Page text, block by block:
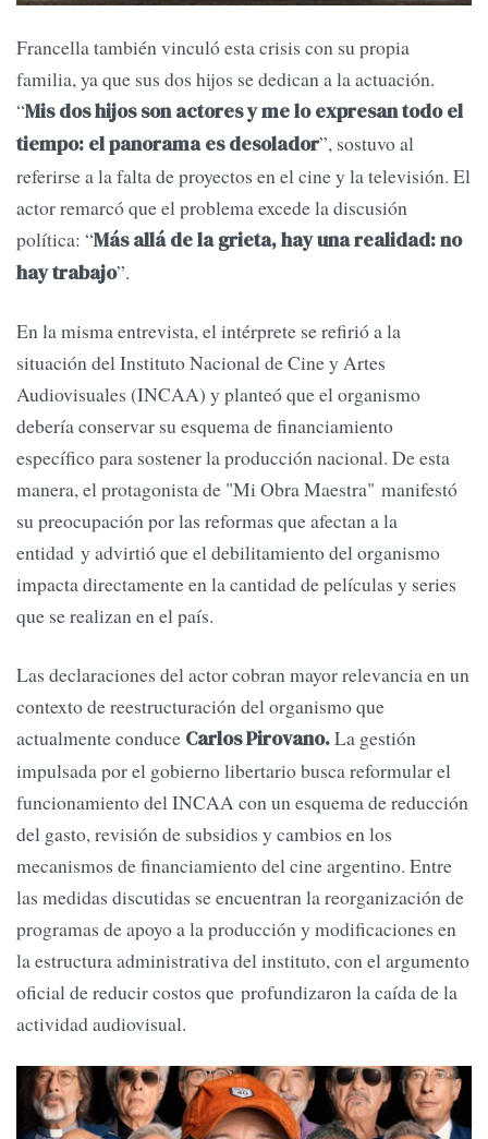
Francella también vinculó esta crisis con su propia
familia, ya que sus dos hijos se dedican a la actuación.
“Mis dos hijos son actores y me lo expresan todo el
tiempo: el panorama es desolador”, sostuvo al
referirse a la falta de proyectos en el cine y la televisión. El
actor remarcó que el problema excede la discusión
política: “Más allá de la grieta, hay una realidad: no
hay trabajo”.
En la misma entrevista, el intérprete se refirió a la
situación del Instituto Nacional de Cine y Artes
Audiovisuales (INCAA) y planteó que el organismo
debería conservar su esquema de financiamiento
específico para sostener la producción nacional. De esta
manera, el protagonista de "Mi Obra Maestra" manifestó
su preocupación por las reformas que afectan a la
entidad y advirtió que el debilitamiento del organismo
impacta directamente en la cantidad de películas y series
que se realizan en el país.
Las declaraciones del actor cobran mayor relevancia en un
contexto de reestructuración del organismo que
actualmente conduce Carlos Pirovano.La gestión
impulsada por el gobierno libertario busca reformular el
funcionamiento del INCAA con un esquema de reducción
del gasto, revisión de subsidios y cambios en los
mecanismos de financiamiento del cine argentino. Entre
las medidas discutidas se encuentran la reorganización de
programas de apoyo a la producción y modificaciones en
la estructura administrativa del instituto, con el argumento
oficial de reducir costos que profundizaron la caída de la
actividad audiovisual.